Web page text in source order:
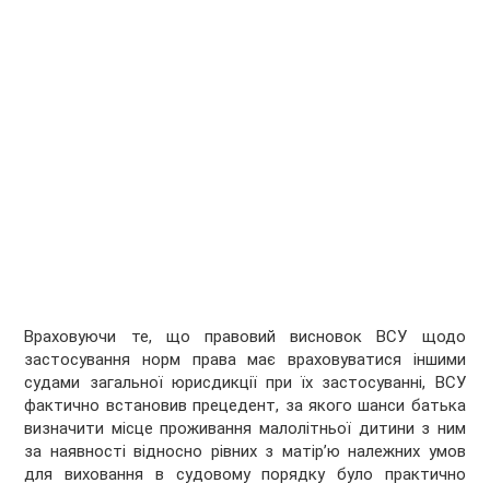
Враховуючи те, що правовий висновок ВСУ щодо
застосування норм права має враховуватися іншими
судами загальної юрисдикції при їх застосуванні, ВСУ
фактично встановив прецедент, за якого шанси батька
визначити місце проживання малолітньої дитини з ним
за наявності відносно рівних з матір’ю належних умов
для виховання в судовому порядку було практично